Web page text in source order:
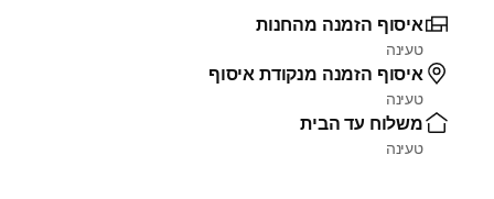
איסוף הזמנה מהחנות
טעינה
איסוף הזמנה מנקודת איסוף
טעינה
משלוח עד הבית
טעינה